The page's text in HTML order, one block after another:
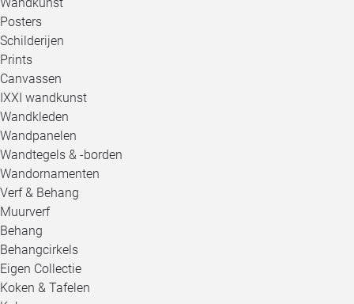
Posters
Schilderijen
Prints
Canvassen
IXXI wandkunst
Wandkleden
Wandpanelen
Wandtegels & -borden
Wandornamenten
Verf & Behang
Muurverf
Behang
Behangcirkels
Eigen Collectie
Koken & Tafelen